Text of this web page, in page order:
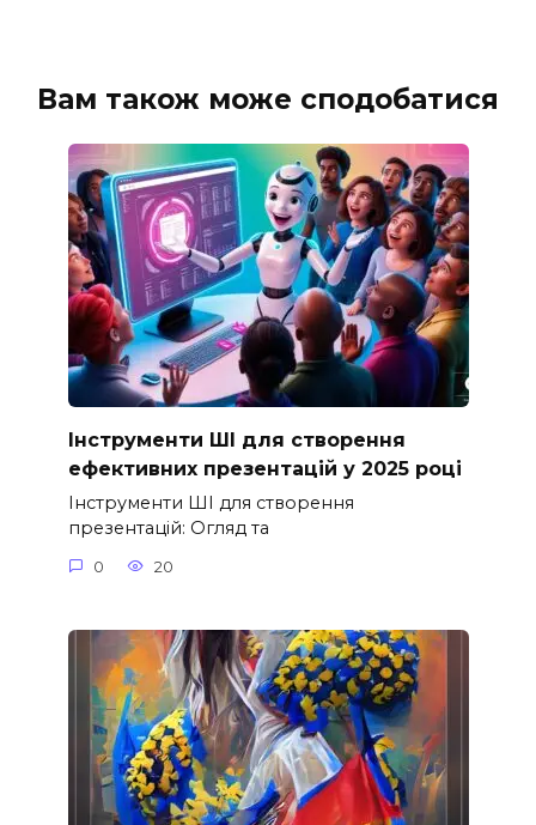
Вам також може сподобатися
Інструменти ШІ для створення
ефективних презентацій у 2025 році
Інструменти ШІ для створення
презентацій: Огляд та
0 20